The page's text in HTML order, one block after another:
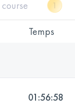
Temps
01:56:58